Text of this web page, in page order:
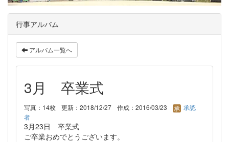
行事アルバム
アルバム一覧へ
3月 卒業式
写真：14枚 更新：2018/12/27 作成：2016/03/23
承認
者
3月23日 卒業式
ご卒業おめでとうございます。